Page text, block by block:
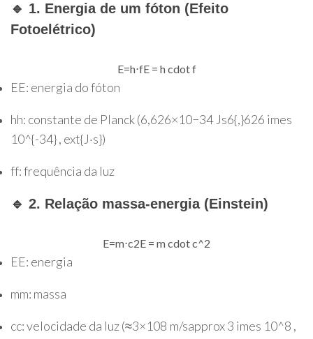
🔹 1. Energia de um fóton (Efeito
Fotoelétrico)
E=h⋅fE = h cdot f
EE: energia do fóton
hh: constante de Planck (6,626×10−34 Js6{,}626 imes
10^{-34} , ext{J·s})
ff: frequência da luz
🔹 2. Relação massa-energia (Einstein)
E=m⋅c2E = m cdot c^2
EE: energia
mm: massa
cc: velocidade da luz (≈3×108 m/sapprox 3 imes 10^8 ,